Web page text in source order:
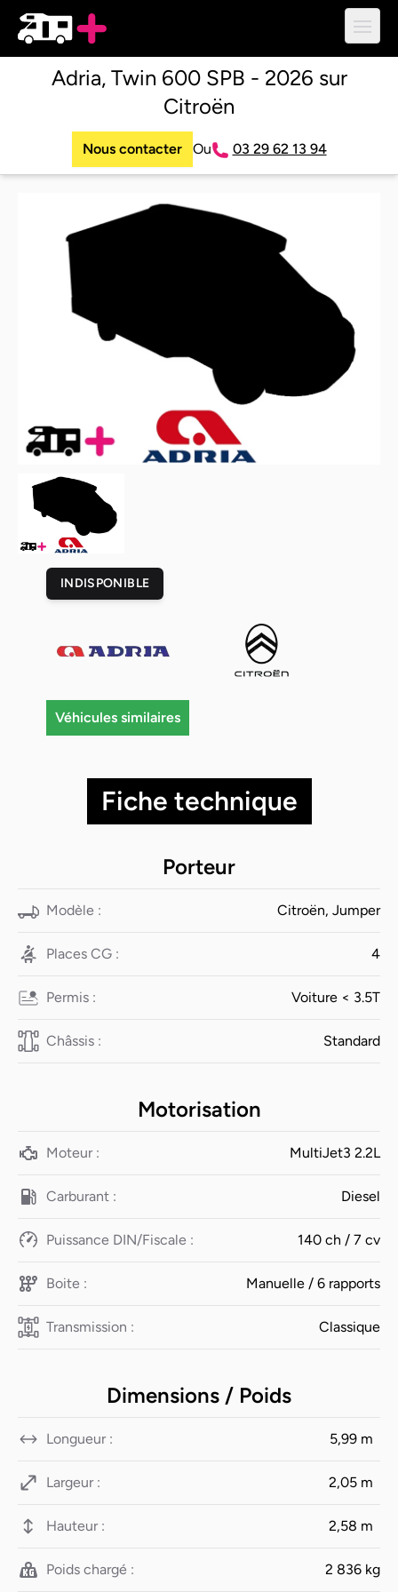
Adria, Twin 600 SPB - 2026 sur
Citroën
Nous contacter Ou 03 29 62 13 94
INDISPONIBLE
Véhicules similaires
Fiche technique
Porteur
Modèle : Citroën, Jumper
Places CG : 4
Permis : Voiture < 3.5T
Châssis : Standard
Motorisation
Moteur : MultiJet3 2.2L
Carburant : Diesel
Puissance DIN/Fiscale : 140 ch / 7 cv
Boite : Manuelle / 6 rapports
Transmission : Classique
Dimensions / Poids
Longueur : 5,99 m
Largeur : 2,05 m
Hauteur : 2,58 m
Poids chargé : 2 836 kg